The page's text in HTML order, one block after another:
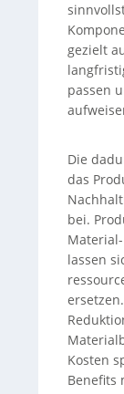
gezielt
passen
Die
das
bei.
lassen
Kosten
Benefits